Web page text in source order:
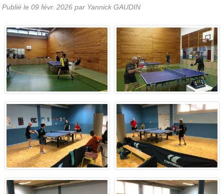
Publié le 09 févr. 2026 par Yannick GAUDIN